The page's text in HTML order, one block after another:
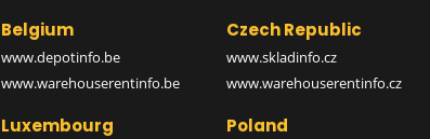
Belgium
www.depotinfo.be
www.warehouserentinfo.be
Czech Republic
www.skladinfo.cz
www.warehouserentinfo.cz
Luxembourg Poland